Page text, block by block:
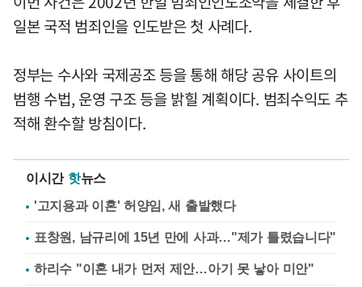
일본 국적 범죄인을 인도받은 첫 사례다.
정부는 수사와 국제공조 등을 통해 해당 공유 사이트의
범행 수법, 운영 구조 등을 밝힐 계획이다. 범죄수익도 추
적해 환수할 방침이다.
이시간 핫뉴스
'고지용과 이혼' 허양임, 새 출발했다
표창원, 남규리에 15년 만에 사과…"제가 틀렸습니다"
하리수 "이혼 내가 먼저 제안…아기 못 낳아 미안"